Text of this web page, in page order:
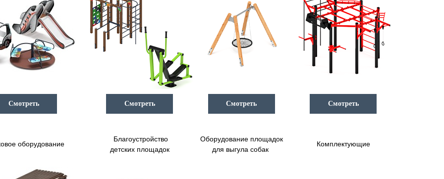
Смотреть Смотреть Смотреть Смотреть
оборудование
Благоустройство
детских площадок
Оборудование площадок
для выгула собак
Комплектующие